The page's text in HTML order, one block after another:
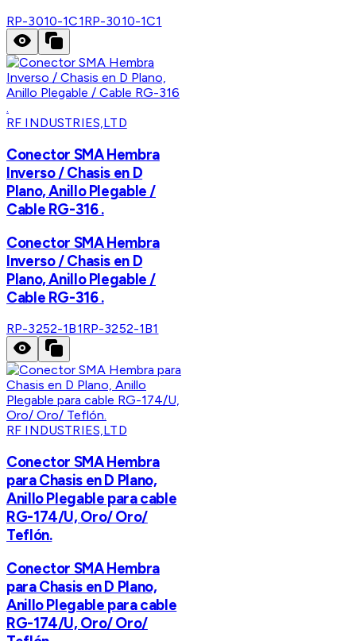
RP-3010-1C1RP-3010-1C1
RF INDUSTRIES,LTD
Conector SMA Hembra
Inverso / Chasis en D
Plano, Anillo Plegable /
Cable RG-316 .
Conector SMA Hembra
Inverso / Chasis en D
Plano, Anillo Plegable /
Cable RG-316 .
RP-3252-1B1RP-3252-1B1
RF INDUSTRIES,LTD
Conector SMA Hembra
para Chasis en D Plano,
Anillo Plegable para cable
RG-174/U, Oro/ Oro/
Teflón.
Conector SMA Hembra
para Chasis en D Plano,
Anillo Plegable para cable
RG-174/U, Oro/ Oro/